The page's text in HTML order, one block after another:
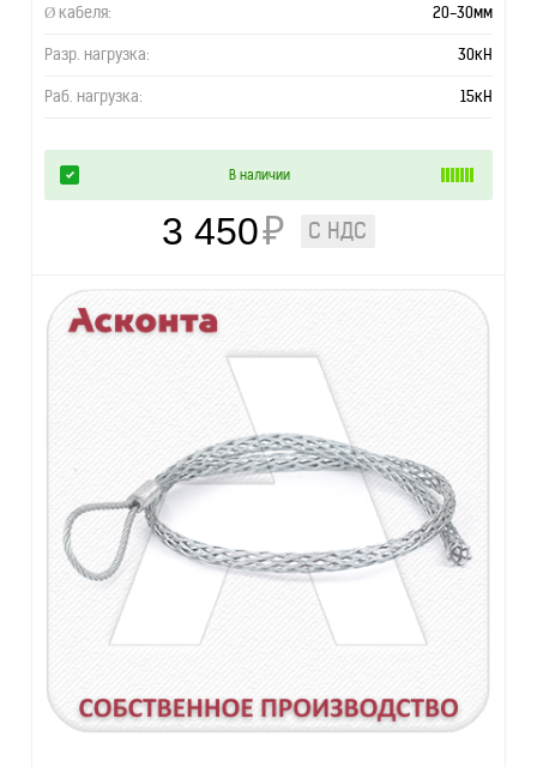
Ø кабеля: 20-30мм
Разр. нагрузка: 30кН
Раб. нагрузка: 15кН
В наличии
3 450₽ С НДС